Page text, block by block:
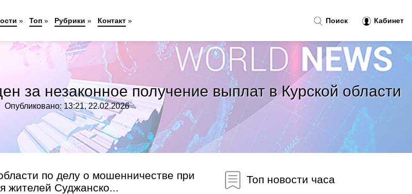
за незаконное получение выплат в Курской области
Опубликовано: 13:21, 22.02.2026
по делу о мошенничестве при
жителей Суджанско...
Топ новости часа
Поиск Кабинет
» Топ » Рубрики » Контакт »